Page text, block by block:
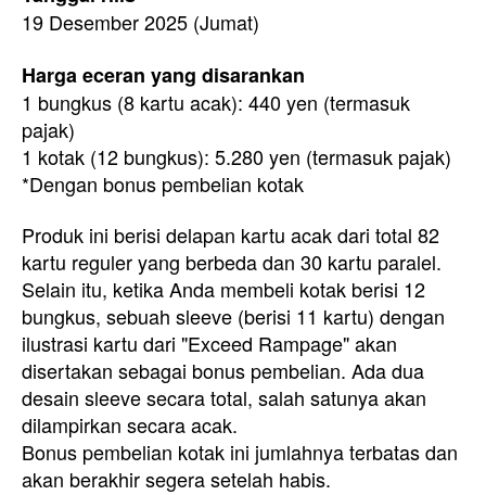
19 Desember 2025 (Jumat)
Harga eceran yang disarankan
1 bungkus (8 kartu acak): 440 yen (termasuk
pajak)
1 kotak (12 bungkus): 5.280 yen (termasuk pajak)
*Dengan bonus pembelian kotak
Produk ini berisi delapan kartu acak dari total 82
kartu reguler yang berbeda dan 30 kartu paralel.
Selain itu, ketika Anda membeli kotak berisi 12
bungkus, sebuah sleeve (berisi 11 kartu) dengan
ilustrasi kartu dari "Exceed Rampage" akan
disertakan sebagai bonus pembelian. Ada dua
desain sleeve secara total, salah satunya akan
dilampirkan secara acak.
Bonus pembelian kotak ini jumlahnya terbatas dan
akan berakhir segera setelah habis.